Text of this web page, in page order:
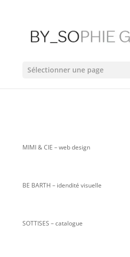
Sélectionner une page
MIMI & CIE – web design
BE BARTH – idendité visuelle
SOTTISES – catalogue